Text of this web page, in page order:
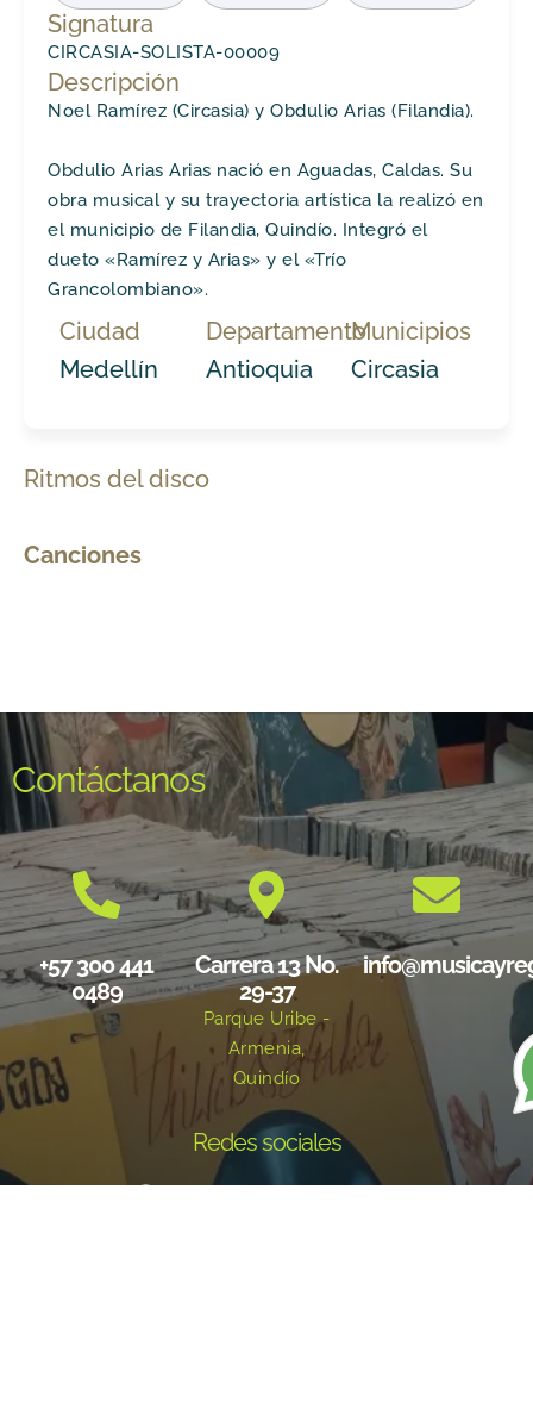
Signatura
CIRCASIA-SOLISTA-00009
Descripción
Noel Ramírez (Circasia) y Obdulio Arias (Filandia).
Obdulio Arias Arias nació en Aguadas, Caldas. Su
obra musical y su trayectoria artística la realizó en
el municipio de Filandia, Quindío. Integró el
dueto «Ramírez y Arias» y el «Trío
Grancolombiano».
Ciudad
Medellín
Departamento
Antioquia
Municipios
Circasia
Ritmos del disco
Canciones
Contáctanos
+57 300 441
0489
Carrera 13 No.
29-37
Parque Uribe -
Armenia,
Quindío
Redes sociales